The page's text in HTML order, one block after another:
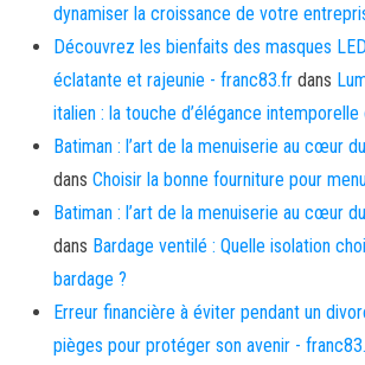
dynamiser la croissance de votre
Découvrez les bienfaits des masques
éclatante et rajeunie - franc83.fr dans
italien : la touche d’élégance intemporelle
Batiman : l’art de la menuiserie au cœur
dans Choisir la bonne fourniture pour
Batiman : l’art de la menuiserie au cœur
dans Bardage ventilé : Quelle isolation
bardage ?
Erreur financière à éviter pendant un
pièges pour protéger son avenir -